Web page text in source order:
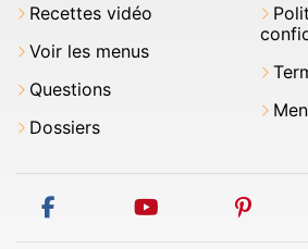
Recettes vidéo
Voir les menus
Questions
Dossiers
facebook youtube